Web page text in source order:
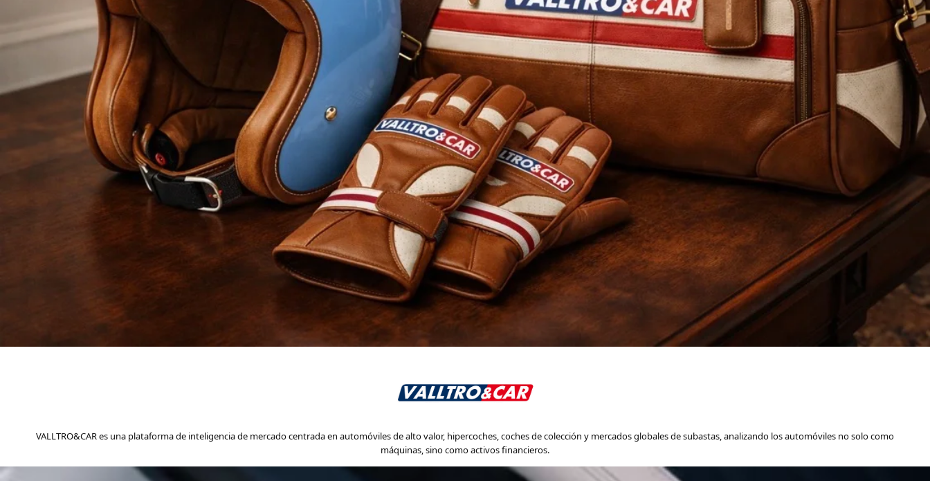
VALLTRO&CAR es una plataforma de inteligencia de mercado centrada en automóviles de alto valor, hipercoches, coches de colección y mercados globales de subastas, analizando los automóviles no solo como
máquinas, sino como activos financieros.